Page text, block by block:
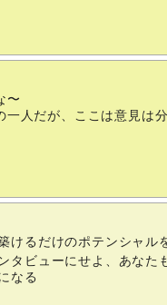
〜
人だが、ここは意見は
けるだけのポテンシャル
タビューにせよ、あなた
なる